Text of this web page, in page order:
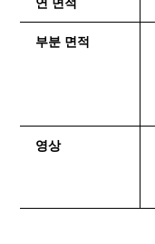
부분 면적
영상